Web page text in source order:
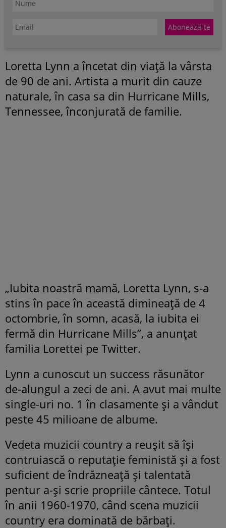
Loretta Lynn a încetat din viață la vârsta
de 90 de ani. Artista a murit din cauze
naturale, în casa sa din Hurricane Mills,
Tennessee, înconjurată de familie.
„Iubita noastră mamă, Loretta Lynn, s-a
stins în pace în această dimineaţă de 4
octombrie, în somn, acasă, la iubita ei
fermă din Hurricane Mills”, a anunțat
familia Lorettei pe Twitter.
Lynn a cunoscut un success răsunător
de-alungul a zeci de ani. A avut mai multe
single-uri no. 1 în clasamente și a vândut
peste 45 milioane de albume.
Vedeta muzicii country a reușit să își
contruiască o reputație feministă și a fost
suficient de îndrăzneață și talentată
pentur a-și scrie propriile cântece. Totul
în anii 1960-1970, când scena muzicii
country era dominată de bărbați.